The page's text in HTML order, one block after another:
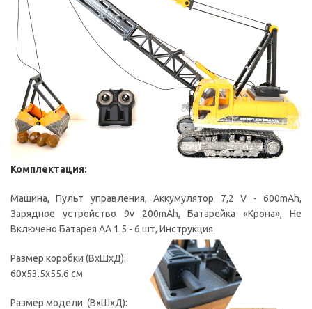
Комплектация:
Машина, Пульт управления, Аккумулятор 7,2 V - 600mAh,
Зарядное устройство 9v 200mAh, Батарейка «Крона», Не
Включено Батарея AA 1.5 - 6 шт, Инструкция.
Размер коробки (ВxШxД):
60x53.5x55.6 см
Размер модели (ВxШxД):